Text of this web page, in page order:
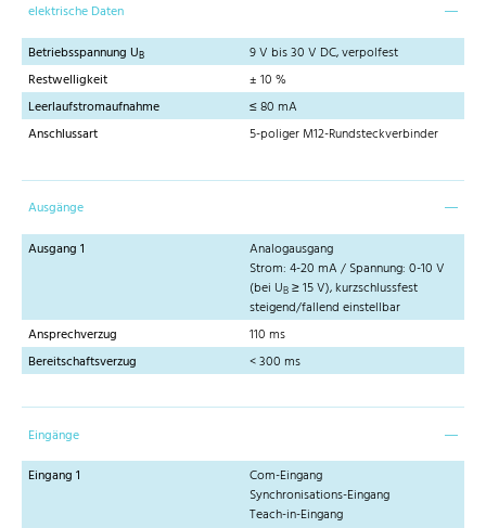
elektrische Daten
Betriebsspannung UB
9 V bis 30 V DC, verpolfest
Restwelligkeit
± 10 %
Leerlaufstromaufnahme
≤ 80 mA
Anschlussart
5-poliger M12-Rundsteckverbinder
Ausgänge
Ausgang 1
Analogausgang
Strom: 4-20 mA / Spannung: 0-10 V
(bei UB ≥ 15 V), kurzschlussfest
steigend/fallend einstellbar
Ansprechverzug
110 ms
Bereitschaftsverzug
< 300 ms
Eingänge
Eingang 1
Com-Eingang
Synchronisations-Eingang
Teach-in-Eingang